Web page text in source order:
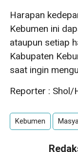
Harapan
Kebumen ini
ataupun setiap
Kabupaten
saat ingin
Reporter : Shol/
Kebumen